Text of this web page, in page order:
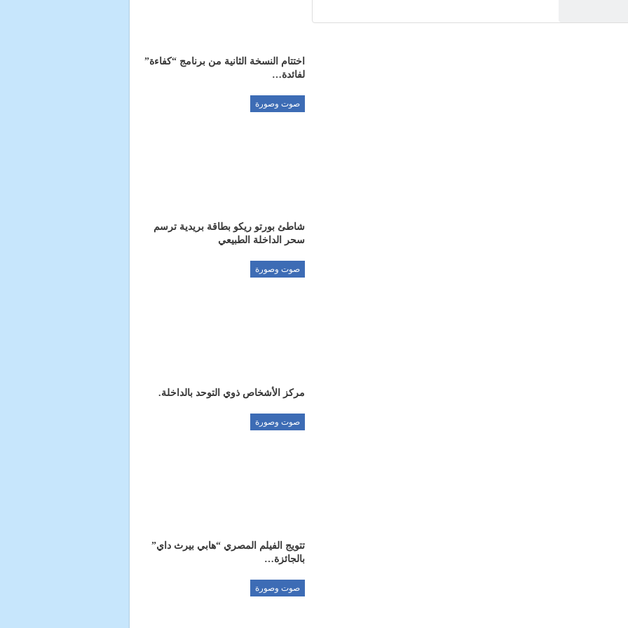
اختتام النسخة الثانية من برنامج “كفاءة”
لفائدة…
صوت وصورة
شاطئ بورتو ريكو بطاقة بريدية ترسم
سحر الداخلة الطبيعي
صوت وصورة
مركز الأشخاص ذوي التوحد بالداخلة.
صوت وصورة
تتويج الفيلم المصري “هابي بيرث داي”
بالجائزة…
صوت وصورة